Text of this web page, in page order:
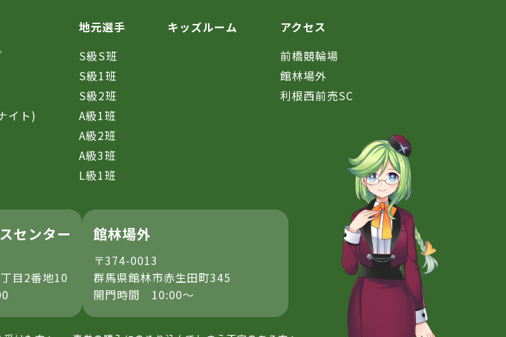
イト)
地元選手
S級S班
S級1班
S級2班
A級1班
A級2班
A級3班
L級1班
キッズルーム
アクセス
前橋競輪場
館林場外
利根西前売SC
センター
目2番地10
館林場外
〒374-0013
群馬県館林市赤生田町345
開門時間 10:00～